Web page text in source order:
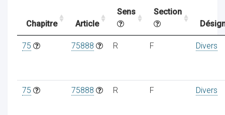
Chapitre Article
Sens
Section
75 75888 R F Divers
75 75888 R F Divers